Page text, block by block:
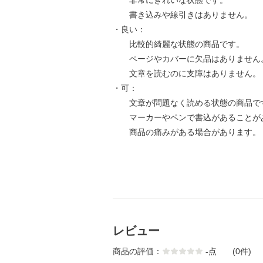
書き込みや線引きはありません。
・良い：
比較的綺麗な状態の商品です。
ページやカバーに欠品はありません
文章を読むのに支障はありません。
・可：
文章が問題なく読める状態の商品で
マーカーやペンで書込があることが
商品の痛みがある場合があります。
レビュー
商品の評価： -点 (0件)